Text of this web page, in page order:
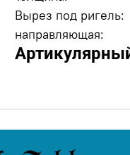
Вырез под ригель:
направляющая: